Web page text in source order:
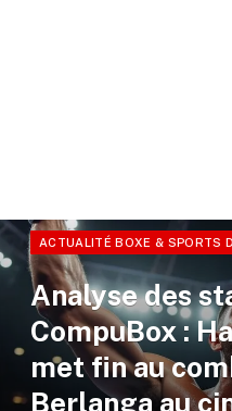
ACTUALITÉ BOXE & SPORTS
Analyse des
CompuBox :
met fin au
Berlanga au